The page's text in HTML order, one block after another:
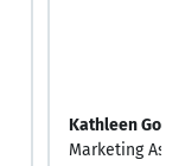
Kathleen
Marketing